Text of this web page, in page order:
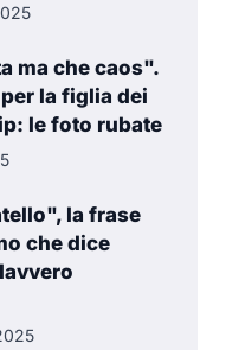
ma che caos".
la figlia dei
le foto rubate
la frase
che dice